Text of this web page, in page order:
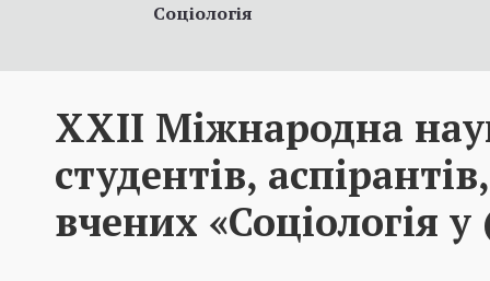
Соціологія
XXIІ Міжнародна
студентів,
вчених «Соціологія у